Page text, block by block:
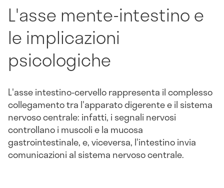
L'asse mente-intestino e
le implicazioni
psicologiche
L'asse intestino-cervello rappresenta il complesso
collegamento tra l'apparato digerente e il sistema
nervoso centrale: infatti, i segnali nervosi
controllano i muscoli e la mucosa
gastrointestinale, e, viceversa, l'intestino invia
comunicazioni al sistema nervoso centrale.